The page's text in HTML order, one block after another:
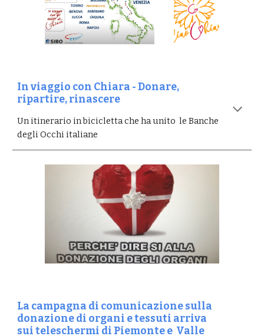
In viaggio con Chiara - Donare,
ripartire, rinascere
Un itinerario in bicicletta che ha unito le Banche
degli Occhi italiane
La campagna di comunicazione sulla
donazione di organi e tessuti arriva
sui teleschermi di Piemonte e Valle